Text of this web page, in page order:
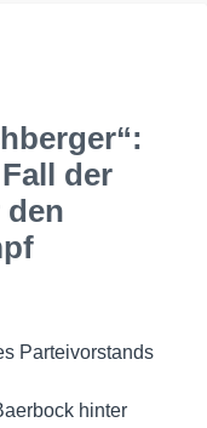
der
Parteivorstands
hinter